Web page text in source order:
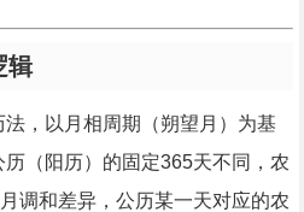
辑
，以月相周期（朔望月）为基
（阳历）的固定365天不同，农
调和差异，公历某一天对应的农